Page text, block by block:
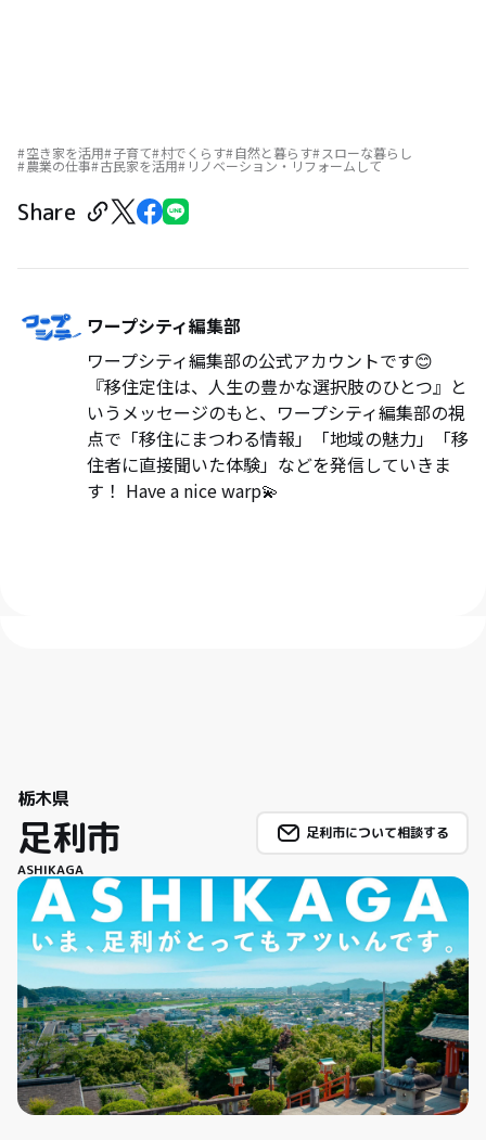
空き家を活用 子育て 村でくらす 自然と暮らす スローな暮らし
農業の仕事 古民家を活用 リノベーション・リフォームして
Share
ワープシティ編集部
ワープシティ編集部の公式アカウントです😊
『移住定住は、人生の豊かな選択肢のひとつ』と
いうメッセージのもと、ワープシティ編集部の視
点で「移住にまつわる情報」「地域の魅力」「移
住者に直接聞いた体験」などを発信していきま
す！ Have a nice warp💫
栃木県
足利市
ASHIKAGA
足利市について相談する